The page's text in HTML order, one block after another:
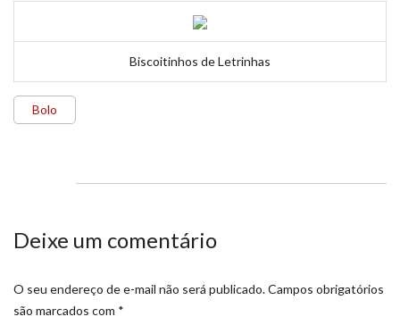
Biscoitinhos de Letrinhas
Bolo
Deixe um comentário
O seu endereço de e-mail não será publicado.Campos obrigatórios
são marcados com *